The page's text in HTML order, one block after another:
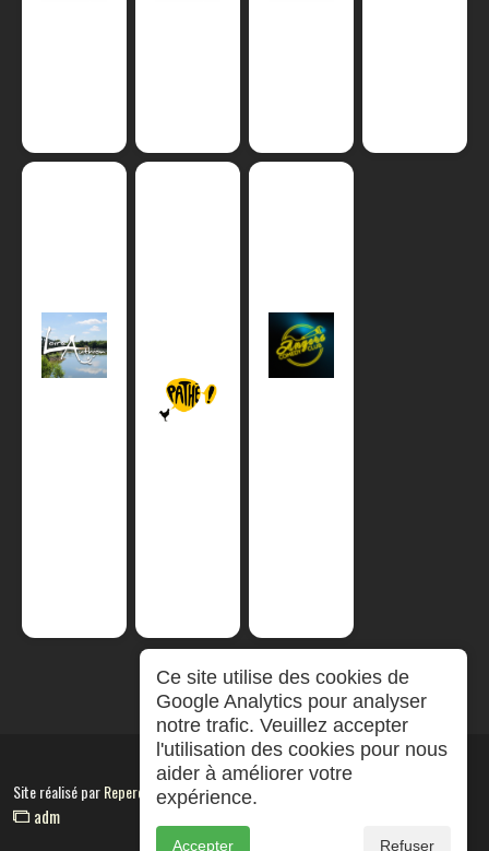
Site réalisé parRepereCom
adm
Ce site utilise des cookies de
Google Analytics pour analyser
notre trafic. Veuillez accepter
l'utilisation des cookies pour nous
aider à améliorer votre
expérience.
Accepter Refuser